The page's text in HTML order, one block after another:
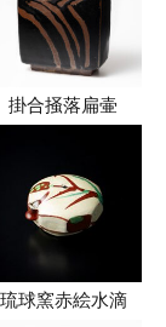
掛合掻落扁壷
琉球窯赤絵水滴